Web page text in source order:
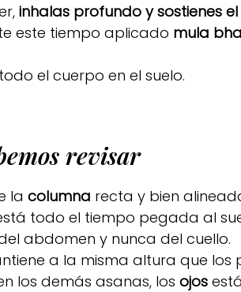
inhalas profundo y sostienes
este tiempo aplicado mula
todo el cuerpo en el suelo.
revisar
la columna recta y bien
todo el tiempo pegada al
abdomen y nunca del cuello.
a la misma altura que los
los demás asanas, los ojos